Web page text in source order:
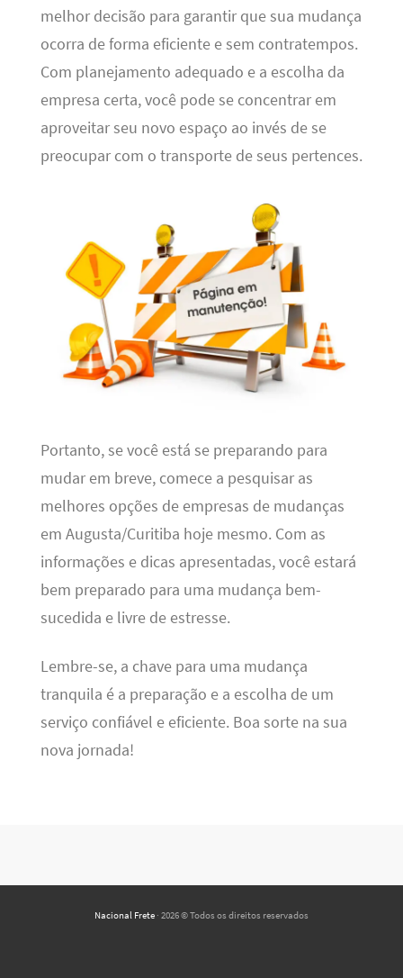
melhor decisão para garantir que sua mudança
ocorra de forma eficiente e sem contratempos.
Com planejamento adequado e a escolha da
empresa certa, você pode se concentrar em
aproveitar seu novo espaço ao invés de se
preocupar com o transporte de seus pertences.
Portanto, se você está se preparando para
mudar em breve, comece a pesquisar as
melhores opções de empresas de mudanças
em Augusta/Curitiba hoje mesmo. Com as
informações e dicas apresentadas, você estará
bem preparado para uma mudança bem-
sucedida e livre de estresse.
Lembre-se, a chave para uma mudança
tranquila é a preparação e a escolha de um
serviço confiável e eficiente. Boa sorte na sua
nova jornada!
Nacional Frete · 2026 © Todos os direitos reservados